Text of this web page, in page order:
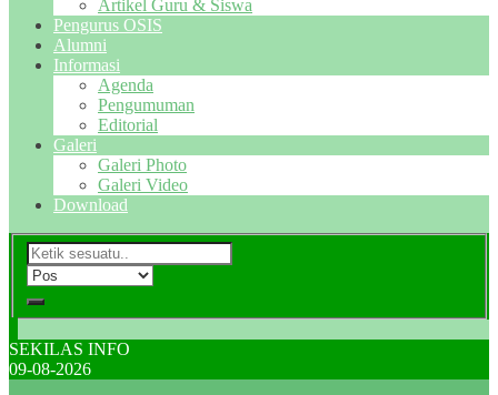
Artikel Guru & Siswa
Pengurus OSIS
Alumni
Informasi
Agenda
Pengumuman
Editorial
Galeri
Galeri Photo
Galeri Video
Download
SEKILAS INFO
09-08-2026